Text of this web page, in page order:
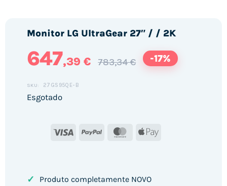
Monitor LG UltraGear 27″ / / 2K
647,39 € 783,34 € -17%
SKU: 27GS95QE-B
Esgotado
Visa PayPal MasterCard
Apple
✓ Produto completamente NOVO